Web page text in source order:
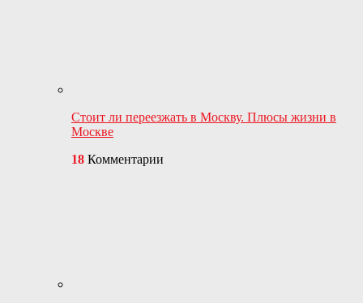
Стоит ли переезжать в Москву. Плюсы жизни в
Москве
18 Комментарии